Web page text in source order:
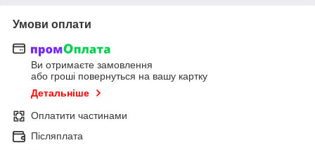
Умови оплати
Ви отримаєте замовлення
або гроші повернуться на вашу картку
Детальніше
Оплатити частинами
Післяплата